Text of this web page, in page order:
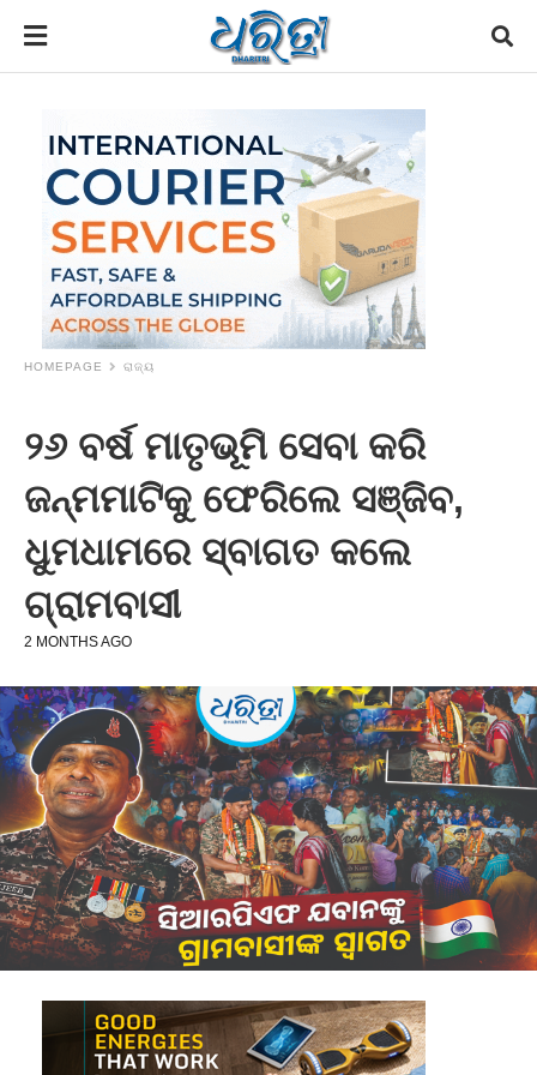
HOMEPAGE ରାଜ୍ୟ
୨୬ ବର୍ଷ ମାତୃଭୂମି ସେବା କରି
ଜନ୍ମମାଟିକୁ ଫେରିଲେ ସଞ୍ଜିବ,
ଧୁମଧାମରେ ସ୍ବାଗତ କଲେ
ଗ୍ରାମବାସୀ
2 MONTHS AGO